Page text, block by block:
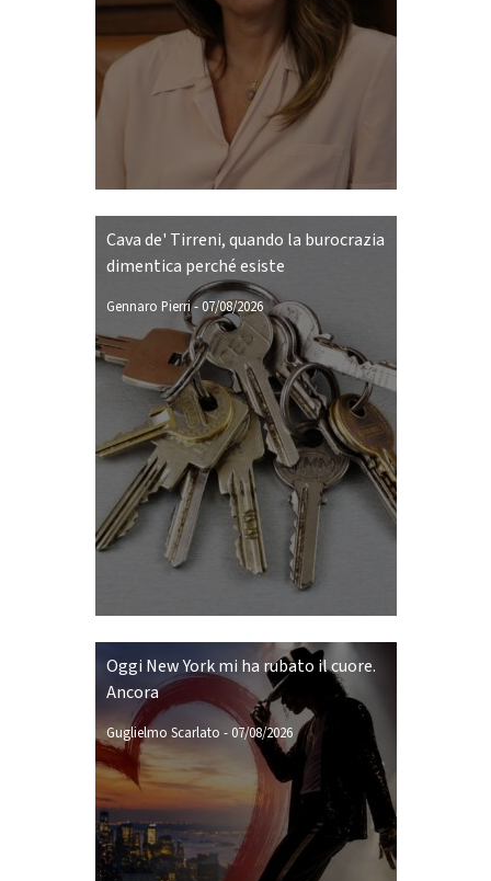
Cava de' Tirreni, quando la burocrazia
dimentica perché esiste
Gennaro Pierri- 07/08/2026
Oggi New York mi ha rubato il cuore.
Ancora
Guglielmo Scarlato -07/08/2026